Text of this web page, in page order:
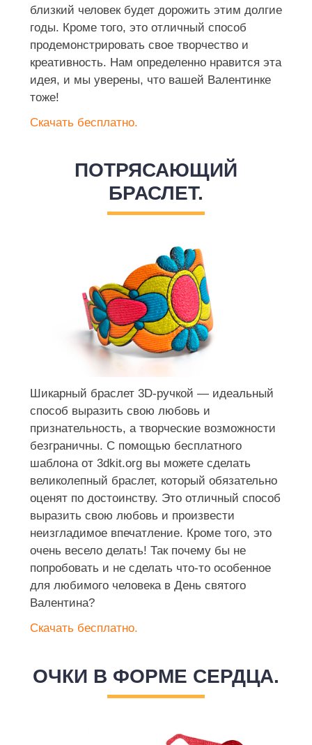
близкий человек будет дорожить этим долгие
годы. Кроме того, это отличный способ
продемонстрировать свое творчество и
креативность. Нам определенно нравится эта
идея, и мы уверены, что вашей Валентинке
тоже!
Скачать бесплатно.
ПОТРЯСАЮЩИЙ
БРАСЛЕТ.
Шикарный браслет 3D-ручкой — идеальный
способ выразить свою любовь и
признательность, а творческие возможности
безграничны. С помощью бесплатного
шаблона от 3dkit.org вы можете сделать
великолепный браслет, который обязательно
оценят по достоинству. Это отличный способ
выразить свою любовь и произвести
неизгладимое впечатление. Кроме того, это
очень весело делать! Так почему бы не
попробовать и не сделать что-то особенное
для любимого человека в День святого
Валентина?
Скачать бесплатно.
ОЧКИ В ФОРМЕ СЕРДЦА.